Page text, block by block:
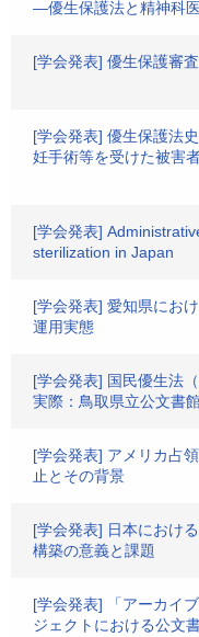
―優生保護法と精神科
[学会発表] 優生保護審
[学会発表] 優生保護法
妊手術等を受けた被害
[学会発表]
sterilization in Japan
[学会発表] 愛知県にお
運用実態
[学会発表] 国民優生法
実際：鳥取県立公文書
[学会発表] アメリカ占
止とその背景
[学会発表] 日本におけ
構築の意義と課題
[学会発表] 「アーカイ
ジェクトにおける公文